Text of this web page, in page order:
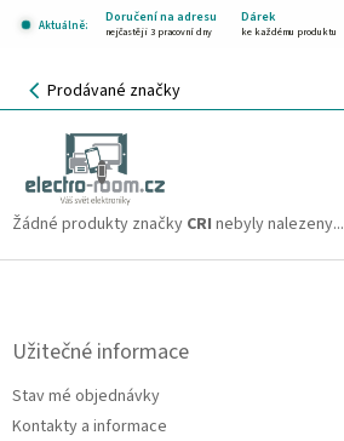
Aktuálně:
Doručení na adresu Dárek
nejčastěji 3 pracovní dny ke každému produktu
NÁKUPNÍ
KOŠÍK
Prodávané značky
Žádné produkty značky CRI nebyly nalezeny...
Z
Užitečné informace
Stav mé objednávky
Kontakty a informace